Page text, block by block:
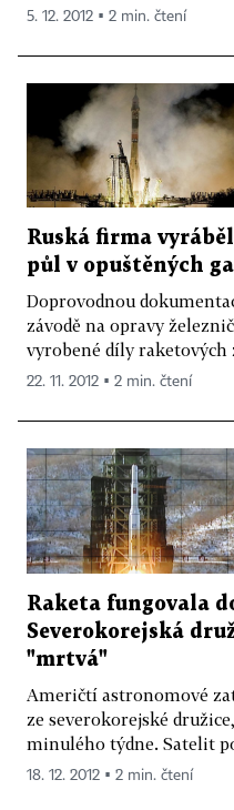
5. 12. 2012 ▪ 2 min. čtení
Ruská firma
půl v opuštěných
Doprovodnou
závodě na opravy
vyrobené díly raketových
22. 11. 2012 ▪ 2 min. čtení
Raketa fungovala
Severokorejská
"mrtvá"
Američtí astronomové
ze severokorejské
minulého týdne. Satelit
18. 12. 2012 ▪ 2 min. čtení